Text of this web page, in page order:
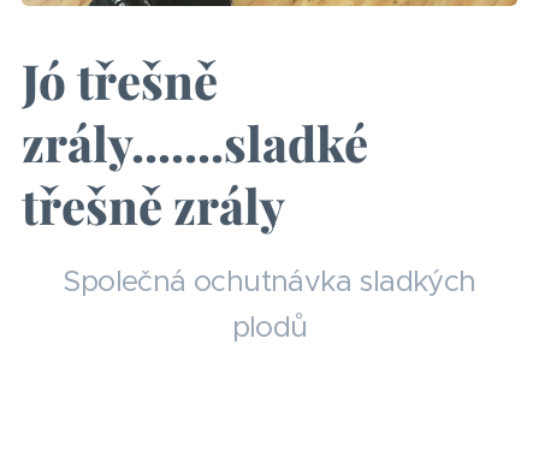
Jó třešně
zrály.......sladké
třešně zrály
Společná ochutnávka sladkých
plodů